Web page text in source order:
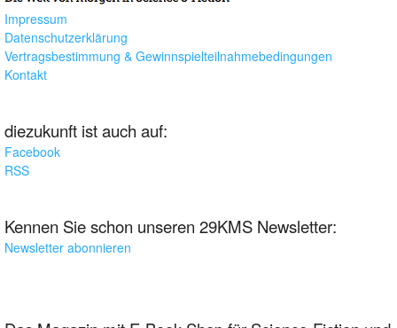
Impressum
Datenschutzerklärung
Vertragsbestimmung & Gewinnspielteilnahmebedingungen
Kontakt
diezukunft ist auch auf:
Facebook
RSS
Kennen Sie schon unseren 29KMS Newsletter:
Newsletter abonnieren